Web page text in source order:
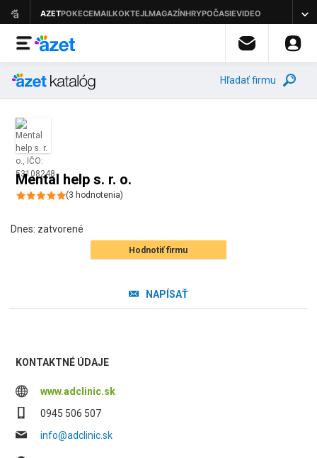
Hľadať firmu
Mental help s. r. o.
(3 hodnotenia)
Dnes: zatvorené
Hodnotiť firmu
NAPÍSAŤ
KONTAKTNÉ ÚDAJE
www.adclinic.sk
0945 506 507
info@adclinic.sk